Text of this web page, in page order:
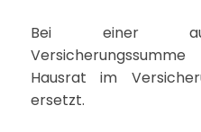
Bei einer
Hausrat im
ersetzt.